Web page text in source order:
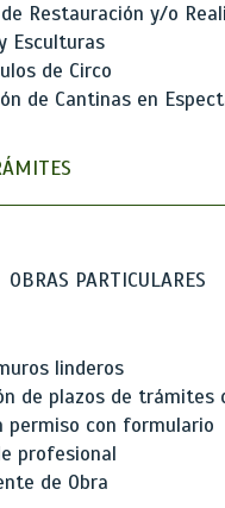
Restauración y/o
Esculturas
de Circo
de Cantinas en
OBRAS PARTICULARES
linderos
de plazos de trámites
permiso con formulario
profesional
de Obra